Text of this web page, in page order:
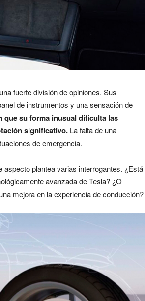
fuerte división de opiniones. Sus
de instrumentos y una sensación de
que su forma inusual dificulta las
significativo. La falta de una
de emergencia.
plantea varias interrogantes. ¿Está
avanzada de Tesla? ¿O
mejora en la experiencia de conducción?